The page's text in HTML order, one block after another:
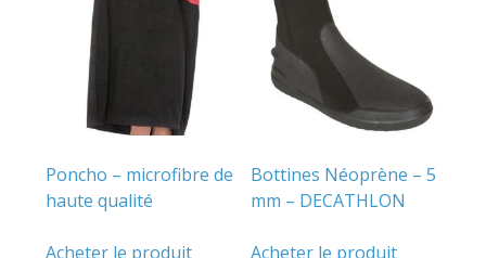
Poncho – microfibre de
haute qualité
Acheter le produit
Bottines Néoprène – 5
mm – DECATHLON
Acheter le produit